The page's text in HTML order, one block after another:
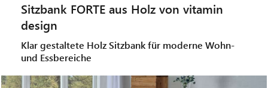
Sitzbank FORTE aus Holz von vitamin
design
Klar gestaltete Holz Sitzbank für moderne Wohn-
und Essbereiche